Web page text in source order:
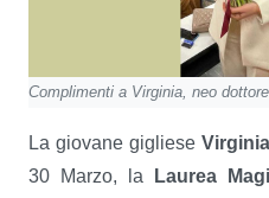
Complimenti a Virginia, neo
La giovane gigliese
30 Marzo, la
Laurea